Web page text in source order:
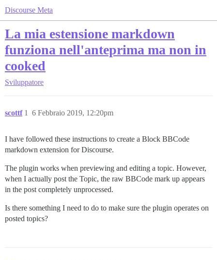
Discourse Meta
La mia estensione markdown
funziona nell'anteprima ma non in
cooked
Sviluppatore
scottf 6 Febbraio 2019, 12:20pm
1
I have followed these instructions to create a Block BBCode
markdown extension for Discourse.
The plugin works when previewing and editing a topic. However,
when I actually post the Topic, the raw BBCode mark up appears
in the post completely unprocessed.
Is there something I need to do to make sure the plugin operates on
posted topics?